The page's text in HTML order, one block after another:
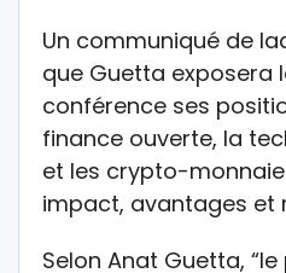
Un communiqué de
que Guetta exposera
conférence ses
finance ouverte, la
et les crypto-
impact, avantages et
Selon Anat Guetta,